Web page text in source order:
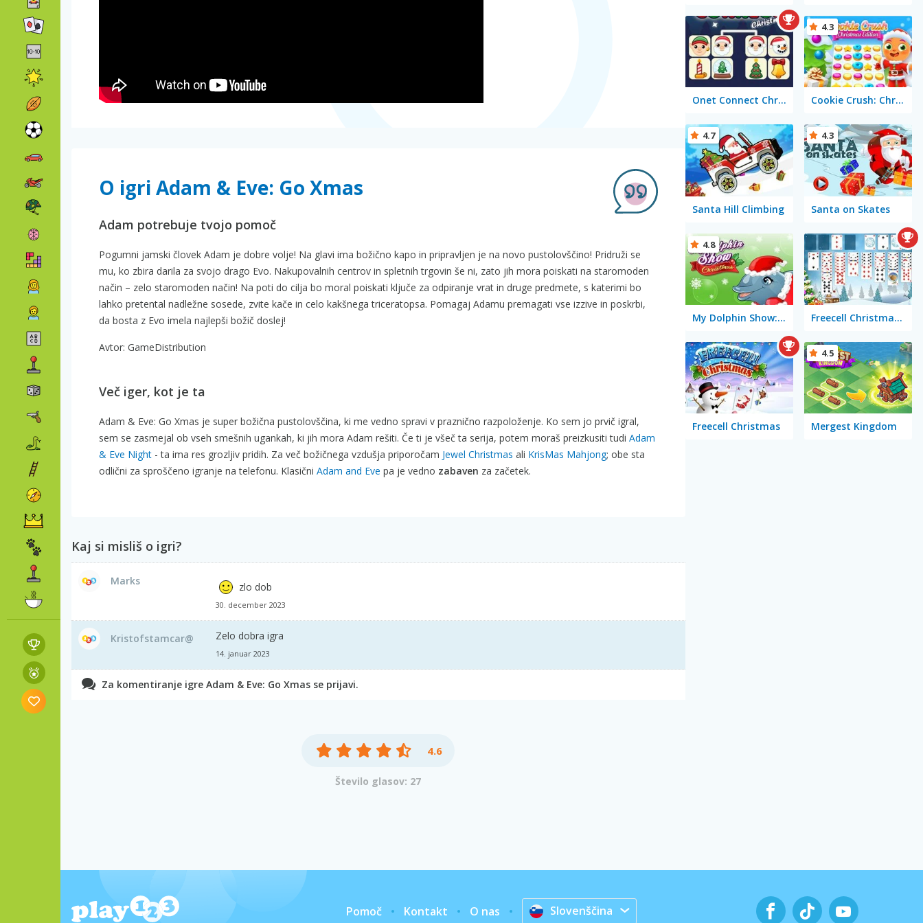
O igri Adam & Eve: Go Xmas
Adam potrebuje tvojo pomoč
Pogumni jamski človek Adam je dobre volje! Na glavi ima božično kapo in pripravljen je na novo pustolovščino! Pridruži se
mu, ko zbira darila za svojo drago Evo. Nakupovalnih centrov in spletnih trgovin še ni, zato jih mora poiskati na staromoden
način – zelo staromoden način! Na poti do cilja bo moral poiskati ključe za odpiranje vrat in druge predmete, s katerimi bo
lahko pretental nadležne sosede, zvite kače in celo kakšnega triceratopsa. Pomagaj Adamu premagati vse izzive in poskrbi,
da bosta z Evo imela najlepši božič doslej!
Avtor: GameDistribution
Več iger, kot je ta
Adam & Eve: Go Xmas je super božična pustolovščina, ki me vedno spravi v praznično razpoloženje. Ko sem jo prvič igral,
sem se zasmejal ob vseh smešnih ugankah, ki jih mora Adam rešiti. Če ti je všeč ta serija, potem moraš preizkusiti tudi Adam
& Eve Night - ta ima res grozljiv pridih. Za več božičnega vzdušja priporočam Jewel Christmas ali KrisMas Mahjong; obe sta
odlični za sproščeno igranje na telefonu. Klasični Adam and Eve pa je vedno zabaven za začetek.
Kaj si misliš o igri?
Marks zlo dob
30. december 2023
Kristofstamcar@ Zelo dobra igra
14. januar 2023
Za komentiranje igre Adam & Eve: Go Xmas se prijavi.
4.6
Število glasov: 27
Onet Connect Christmas Cookie Crush: Christmas Edition
4.3
Santa Hill Climbing
4.7
Santa on Skates
4.3
My Dolphin Show: Christmas
4.8
Freecell Christmas Solitaire
Freecell Christmas Mergest Kingdom
4.5
Pomoč Kontakt O nas Slovenščina